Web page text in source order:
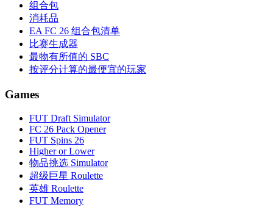
组合包
消耗品
EA FC 26 组合包清单
比赛生成器
最物有所值的 SBC
按评分计算的最便宜的玩家
Games
FUT Draft Simulator
FC 26 Pack Opener
FUT Spins 26
Higher or Lower
物品挑选 Simulator
超级巨星 Roulette
英雄 Roulette
FUT Memory